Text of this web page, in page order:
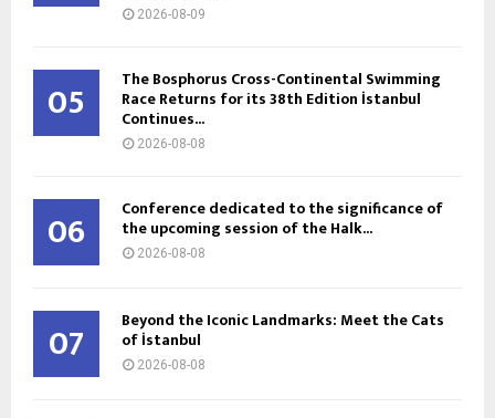
2026-08-09
05 The Bosphorus Cross-Continental Swimming
Race Returns for its 38th Edition İstanbul
Continues...
2026-08-08
06 Conference dedicated to the significance of
the upcoming session of the Halk...
2026-08-08
07 Beyond the Iconic Landmarks: Meet the Cats
of İstanbul
2026-08-08